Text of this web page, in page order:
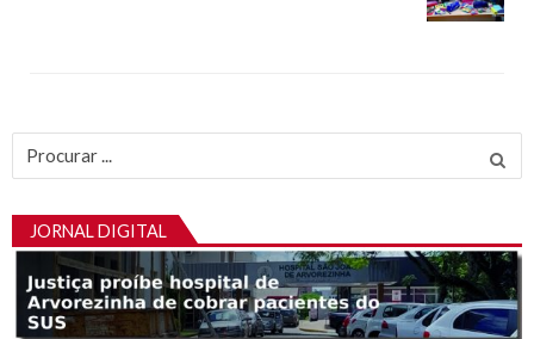
Procurar
JORNAL DIGITAL